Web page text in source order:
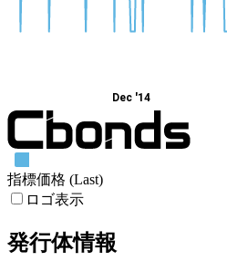
Dec '14
指標価格 (Last)
ロゴ表示
発行体情報